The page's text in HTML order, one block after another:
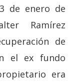
de enero de
Ramírez
de
el ex fundo
era